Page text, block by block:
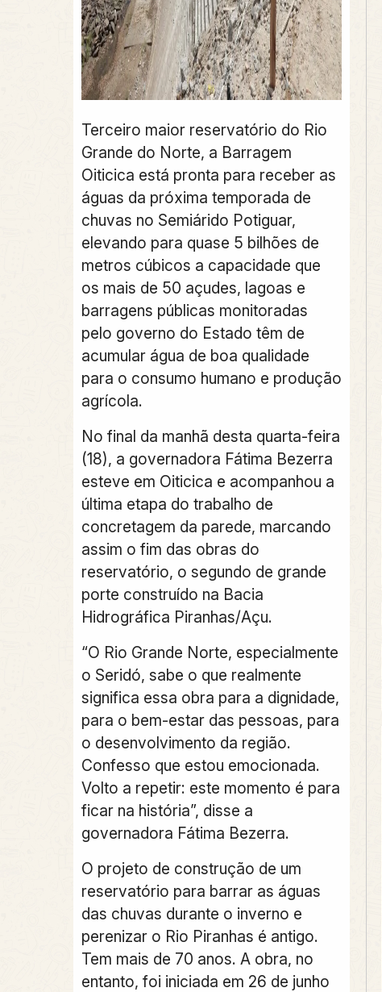
Terceiro maior reservatório do Rio
Grande do Norte, a Barragem
Oiticica está pronta para receber as
águas da próxima temporada de
chuvas no Semiárido Potiguar,
elevando para quase 5 bilhões de
metros cúbicos a capacidade que
os mais de 50 açudes, lagoas e
barragens públicas monitoradas
pelo governo do Estado têm de
acumular água de boa qualidade
para o consumo humano e produção
agrícola.
No final da manhã desta quarta-feira
(18), a governadora Fátima Bezerra
esteve em Oiticica e acompanhou a
última etapa do trabalho de
concretagem da parede, marcando
assim o fim das obras do
reservatório, o segundo de grande
porte construído na Bacia
Hidrográfica Piranhas/Açu.
“O Rio Grande Norte, especialmente
o Seridó, sabe o que realmente
significa essa obra para a dignidade,
para o bem-estar das pessoas, para
o desenvolvimento da região.
Confesso que estou emocionada.
Volto a repetir: este momento é para
ficar na história”, disse a
governadora Fátima Bezerra.
O projeto de construção de um
reservatório para barrar as águas
das chuvas durante o inverno e
perenizar o Rio Piranhas é antigo.
Tem mais de 70 anos. A obra, no
entanto, foi iniciada em 26 de junho